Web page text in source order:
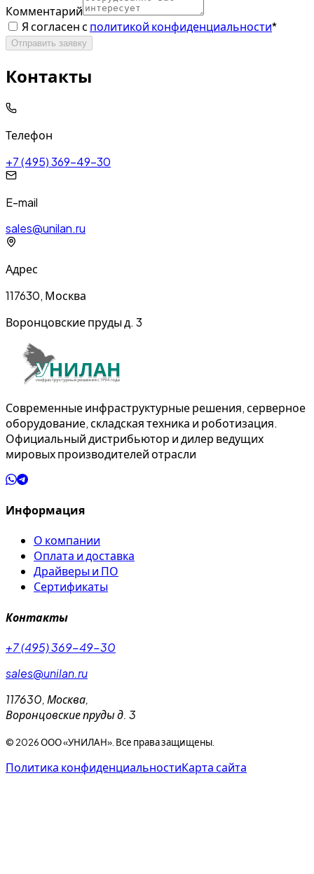
Комментарий
Я согласен с политикой конфиденциальности*
Отправить заявку
Контакты
Телефон
+7 (495) 369-49-30
E-mail
sales@unilan.ru
Адрес
117630, Москва
Воронцовские пруды д. 3
Современные инфраструктурные решения, серверное
оборудование, складская техника и роботизация.
Официальный дистрибьютор и дилер ведущих
мировых производителей отрасли
Информация
О компании
Оплата и доставка
Драйверы и ПО
Сертификаты
Контакты
+7 (495) 369-49-30
sales@unilan.ru
117630, Москва,
Воронцовские пруды д. 3
© 2026ООО «УНИЛАН». Все права защищены.
Политика конфиденциальностиКарта сайта